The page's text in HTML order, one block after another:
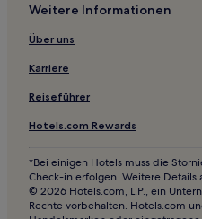
Saint-Genès-De-Castillon
Hotels nahe Bahnhof Saint-
Hotels nahe Rathaus
Villefranche-De-Lonchat Hotels
Hotels nahe
Pays Foyen: Hotels
Saint-Hippolyte Hotels
Sektor von Saint-Loubès:
Weitere Informationen
Über uns
Karriere
Reiseführer
Hotels.com Rewards
*Bei einigen Hotels muss die
Check-in erfolgen. Weitere Details
© 2026 Hotels.com, L.P., ein
Rechte vorbehalten. Hotels.com